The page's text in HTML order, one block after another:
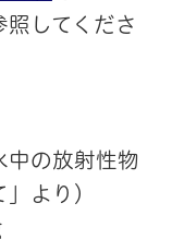
してくださ
の放射性物
より）